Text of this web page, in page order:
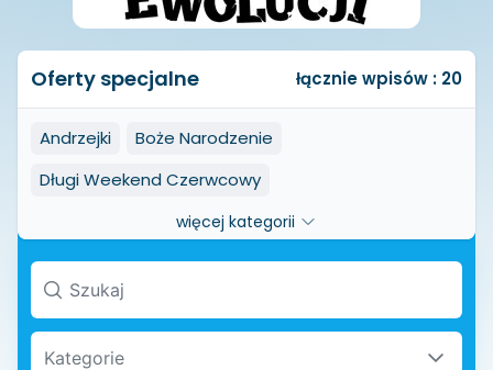
Oferty specjalne łącznie wpisów : 20
Andrzejki
Boże Narodzenie
Długi Weekend Czerwcowy
Długi weekend listopadowy
Długi weekend styczniowy
Dzień Dziecka
Dzień Kobiet
Halloween
więcej kategorii
Kategorie